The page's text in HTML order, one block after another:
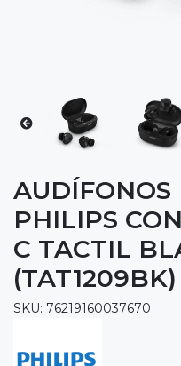
PHILIPS
C TACTIL
SKU: 76219160037670